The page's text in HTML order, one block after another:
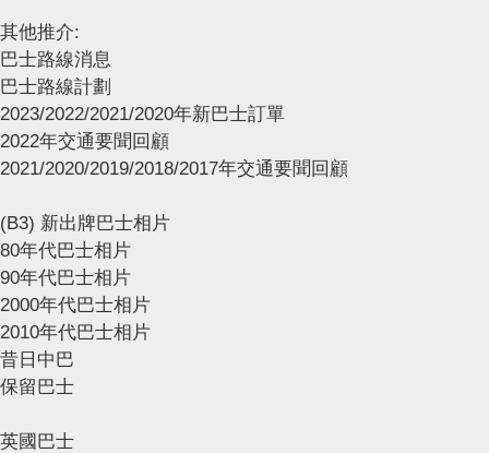
其他推介:
巴士路線消息
巴士路線計劃
2023/2022/2021/2020年新巴士訂單
2022年交通要聞回顧
2021/2020/2019/2018/2017年交通要聞回顧
(B3) 新出牌巴士相片
80年代巴士相片
90年代巴士相片
2000年代巴士相片
2010年代巴士相片
昔日中巴
保留巴士
英國巴士